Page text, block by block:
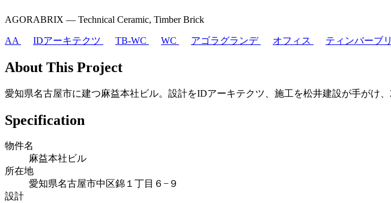
AGORABRIX ― Technical Ceramic, Timber Brick
AA IDアーキテクツ TB-WC WC アゴラグランデ オフィス ティンバーブ
About This Project
愛知県名古屋市に建つ麻益本社ビル。設計をIDアーキテクツ、施工を松井建設が手がけ
Specification
物件名
麻益本社ビル
所在地
愛知県名古屋市中区錦１丁目６−９
設計